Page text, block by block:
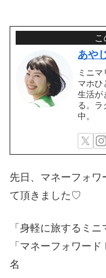
あや
ミニ
マホひ
生活が
る。ラ
中。
先日、マネーフォ
て頂きました♡
「身軽に旅するミ
「マネーフォワー
名